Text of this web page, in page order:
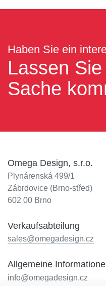
Haben Sie ein
Lassen
Sache
Omega Design, s.r.o.
Plynárenská 499/1
Zábrdovice (Brno-střed)
602 00 Brno
Verkaufsabteilung
sales@omegadesign.cz
Allgemeine
info@omegadesign.cz